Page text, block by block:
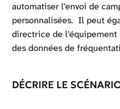
automatiser l’envoi de
personnalisées. Il peut
directrice de
des données de
DÉCRIRE LE